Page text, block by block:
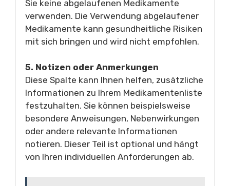
Sie keine abgelaufenen Medikamente
verwenden. Die Verwendung abgelaufener
Medikamente kann gesundheitliche Risiken
mit sich bringen und wird nicht empfohlen.
5. Notizen oder Anmerkungen
Diese Spalte kann Ihnen helfen, zusätzliche
Informationen zu Ihrem Medikamentenliste
festzuhalten. Sie können beispielsweise
besondere Anweisungen, Nebenwirkungen
oder andere relevante Informationen
notieren. Dieser Teil ist optional und hängt
von Ihren individuellen Anforderungen ab.